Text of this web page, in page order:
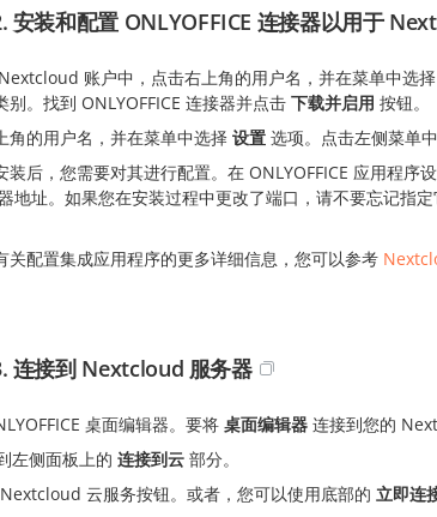
安装和配置 ONLYOFFICE 连接器以用于
账户中，点击右上角的用户名，并在菜单中选择
别。找到 ONLYOFFICE 连接器并点击 下载并启用 按钮。
角的用户名，并在菜单中选择 设置 选项。点击左侧菜单
装后，您需要对其进行配置。在 ONLYOFFICE 应用程序
地址。如果您在安装过程中更改了端口，请不要忘记指
关配置集成应用程序的更多详细信息，您可以参考
连接到 Nextcloud 服务器
桌面编辑器。要将 桌面编辑器 连接到您的
左侧面板上的 连接到云 部分。
云服务按钮。或者，您可以使用底部的 立即连